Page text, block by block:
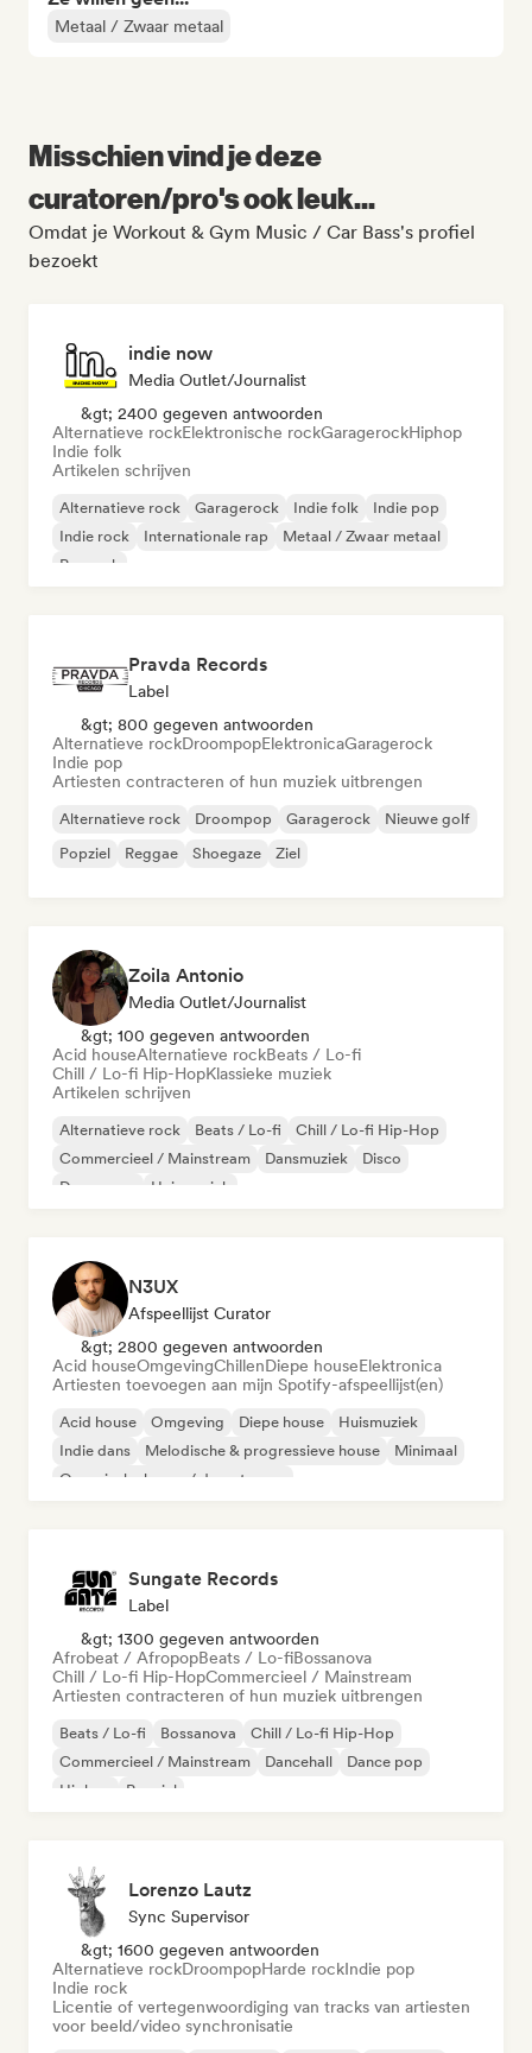
Metaal / Zwaar metaal
Misschien vind je deze
curatoren/pro's ook leuk...
Omdat je Workout & Gym Music / Car Bass's profiel
bezoekt
indie now
Media Outlet/Journalist
&gt; 2400 gegeven antwoorden
Alternatieve rockElektronische rockGaragerockHiphop
Indie folk
Artikelen schrijven
Alternatieve rock Garagerock Indie folk
Indie pop
Indie rock
Internationale rap
Metaal / Zwaar metaal
Poprock
Pravda Records
Label
&gt; 800 gegeven antwoorden
Alternatieve rockDroompopElektronicaGaragerock
Indie pop
Artiesten contracteren of hun muziek uitbrengen
Alternatieve rock Droompop Garagerock
Nieuwe golf
Popziel
Reggae Shoegaze Ziel
Zoila Antonio
Media Outlet/Journalist
&gt; 100 gegeven antwoorden
Acid houseAlternatieve rockBeats / Lo-fi
Chill / Lo-fi Hip-HopKlassieke muziek
Artikelen schrijven
Alternatieve rock Beats / Lo-fi
Chill / Lo-fi Hip-Hop
Commercieel / Mainstream
Dansmuziek
Disco
Droompop
Huismuziek
N3UX
Afspeellijst Curator
&gt; 2800 gegeven antwoorden
Acid houseOmgevingChillenDiepe houseElektronica
Artiesten toevoegen aan mijn Spotify-afspeellijst(en)
Acid house Omgeving Diepe house
Huismuziek
Indie dans
Melodische & progressieve house
Minimaal
Organische house / downtempo
Sungate Records
Label
&gt; 1300 gegeven antwoorden
Afrobeat / AfropopBeats / Lo-fiBossanova
Chill / Lo-fi Hip-HopCommercieel / Mainstream
Artiesten contracteren of hun muziek uitbrengen
Beats / Lo-fi Bossanova
Chill / Lo-fi Hip-Hop
Commercieel / Mainstream
Dancehall
Dance pop
Hiphop
Popziel
Lorenzo Lautz
Sync Supervisor
&gt; 1600 gegeven antwoorden
Alternatieve rockDroompopHarde rockIndie pop
Indie rock
Licentie of vertegenwoordiging van tracks van artiesten
voor beeld/video synchronisatie